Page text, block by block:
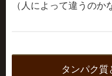
（人によって違うのか
タンパク質